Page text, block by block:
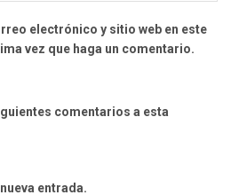
electrónico y sitio web en este
vez que haga un comentario.
comentarios a esta
entrada.